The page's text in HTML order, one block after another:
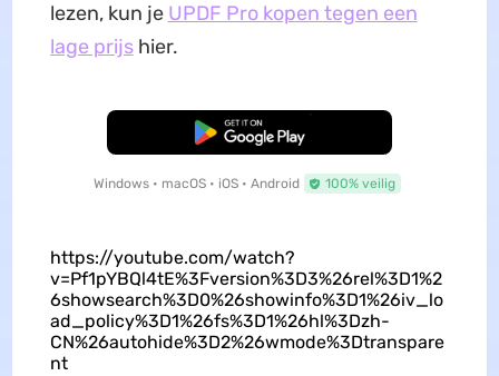
lezen, kun je UPDF Pro kopen tegen een
lage prijshier.
Gratis Download
Windows • macOS • iOS • Android 100% veilig
https://youtube.com/watch?
v=Pf1pYBQl4tE%3Fversion%3D3%26rel%3D1%2
6showsearch%3D0%26showinfo%3D1%26iv_lo
ad_policy%3D1%26fs%3D1%26hl%3Dzh-
CN%26autohide%3D2%26wmode%3Dtranspare
nt